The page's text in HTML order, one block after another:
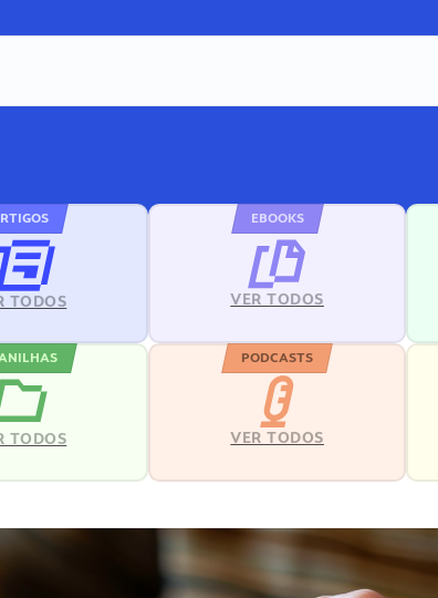
TODOS
EBOOKS
VER TODOS
TODOS
PODCASTS
VER TODOS